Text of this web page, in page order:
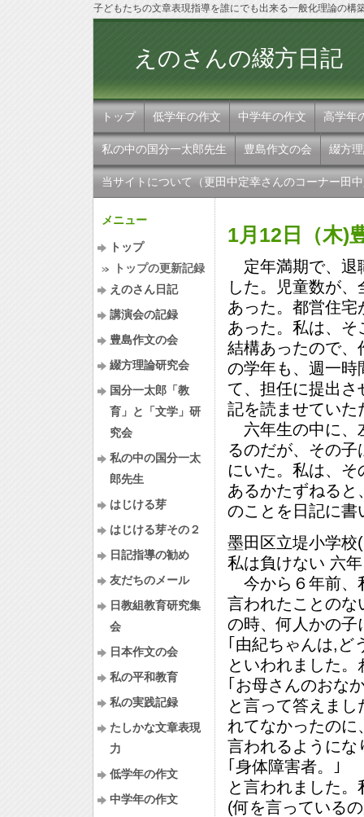
子どもたちの文章表現指導を誰にでも出来る一般化理論の構
えのさんの
トップ 低学年の作文 中学年の作文 高学年
私の中の国分一太郎先生 豊島作文の会 綴方
当サイトについて（更田中定幸さんのコーナー田
1月12日（木)
定年満期で、退
した。児童数が
あった。都営住
あった。私は、
結構あったので、
の学年も、週一時
て、担任に提出
記を読ませていた
六年生の中に、
るのだが、その
にいた。私は、
あるかたずねる
のことを日記に書
墨田区立堤小学校
私は負けない
今から６年前、
言われたことのな
の時、何人かの子
｢由紀ちゃんは,ど
といわれました
｢お母さんのおな
と言って答えま
れてなかったのに
言われるようにな
｢身体障害者。｣
と言われました
(何を言っている
メニュー
トップ
トップの更新記録
えのさん日記
講演会の記録
豊島作文の会
綴方理論研究会
国分一太郎「教
育」と「文学」研
究会
私の中の国分一太
郎先生
はじける芽
はじける芽その２
日記指導の勧め
友だちのメール
日教組教育研究集
会
日本作文の会
私の平和教育
私の実践記録
たしかな文章表現
力
低学年の作文
中学年の作文